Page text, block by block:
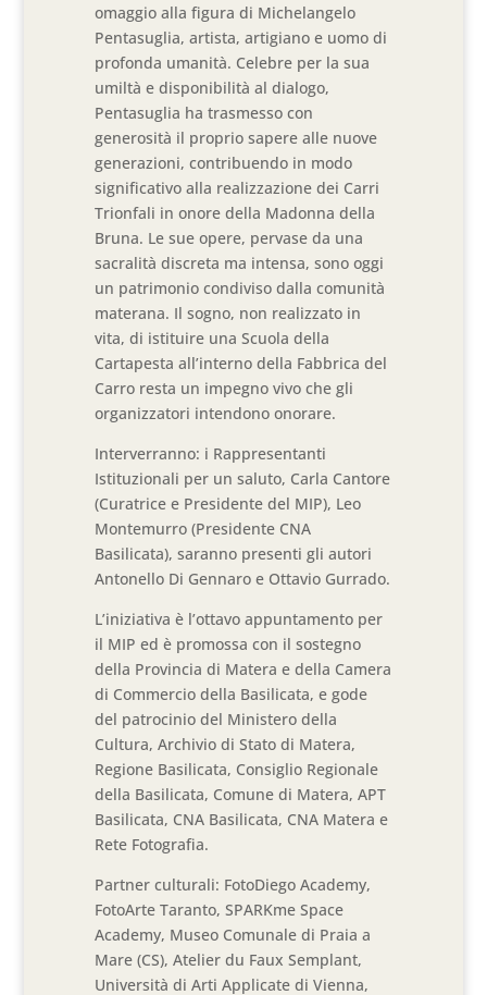
omaggio alla figura di Michelangelo
Pentasuglia, artista, artigiano e uomo di
profonda umanità. Celebre per la sua
umiltà e disponibilità al dialogo,
Pentasuglia ha trasmesso con
generosità il proprio sapere alle nuove
generazioni, contribuendo in modo
significativo alla realizzazione dei Carri
Trionfali in onore della Madonna della
Bruna. Le sue opere, pervase da una
sacralità discreta ma intensa, sono oggi
un patrimonio condiviso dalla comunità
materana. Il sogno, non realizzato in
vita, di istituire una Scuola della
Cartapesta all’interno della Fabbrica del
Carro resta un impegno vivo che gli
organizzatori intendono onorare.
Interverranno: i Rappresentanti
Istituzionali per un saluto, Carla Cantore
(Curatrice e Presidente del MIP), Leo
Montemurro (Presidente CNA
Basilicata), saranno presenti gli autori
Antonello Di Gennaro e Ottavio Gurrado.
L’iniziativa è l’ottavo appuntamento per
il MIP ed è promossa con il sostegno
della Provincia di Matera e della Camera
di Commercio della Basilicata, e gode
del patrocinio del Ministero della
Cultura, Archivio di Stato di Matera,
Regione Basilicata, Consiglio Regionale
della Basilicata, Comune di Matera, APT
Basilicata, CNA Basilicata, CNA Matera e
Rete Fotografia.
Partner culturali: FotoDiego Academy,
FotoArte Taranto, SPARKme Space
Academy, Museo Comunale di Praia a
Mare (CS), Atelier du Faux Semplant,
Università di Arti Applicate di Vienna,